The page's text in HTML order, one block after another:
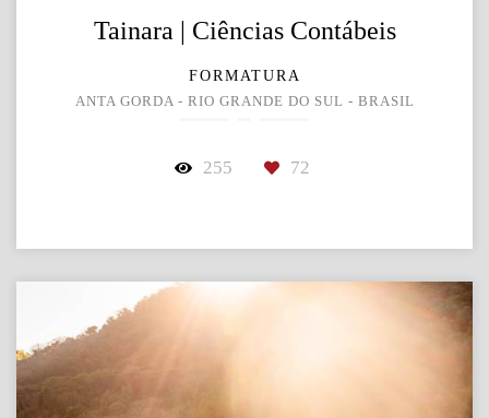
Tainara | Ciências Contábeis
FORMATURA
ANTA GORDA - RIO GRANDE DO SUL - BRASIL
255 72